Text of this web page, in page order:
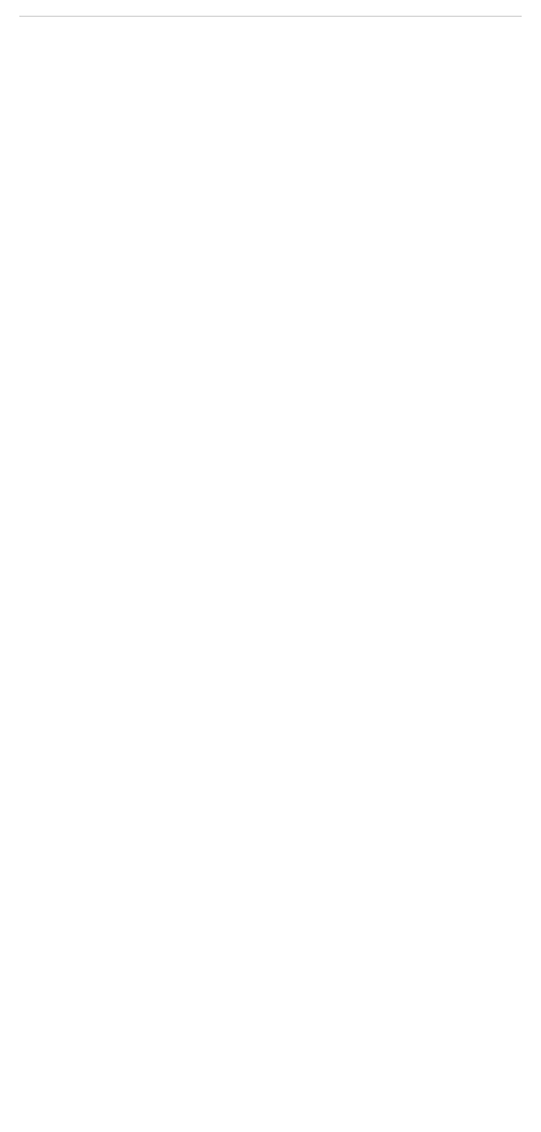
creare look dal più naturale al più intenso e di ottenere un